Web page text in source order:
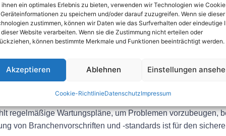
ihnen ein optimales Erlebnis zu bieten, verwenden wir Technologien wie
zu speichern und/oder darauf zuzugreifen. Wenn sie dieser
zustimmen, können wir Daten wie das Surfverhalten oder eindeutige
Website verarbeiten. Wenn sie die Zustimmung nicht erteilen oder
können bestimmte Merkmale und Funktionen beeinträchtigt werden.
Akzeptieren Ablehnen Einstellungen
Cookie-RichtlinieDatenschutzImpressum
dass sie sicher sind.
können dabei helfen, potenzielle Probleme zu
Komponenten kann die Effizienz und Sicherheit
elektrischer Anlagen erstellt, die die Sicherheit und
regelmäßige Wartungspläne, um Problemen vorzubeugen,
von Branchenvorschriften und -standards ist für den